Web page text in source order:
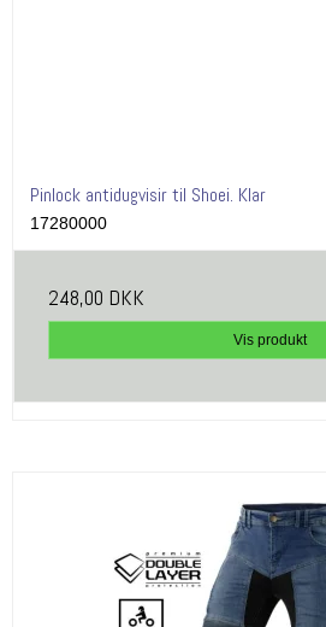
Pinlock antidugvisir til Shoei. Klar
17280000
248,00 DKK
Vis produkt